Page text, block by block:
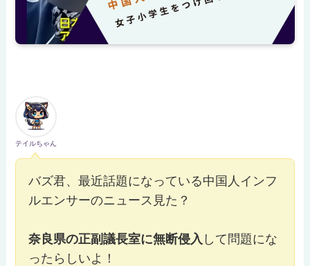
テイルちゃん
バズ君、最近話題になっている中国人インフ
ルエンサーのニュース見た？
奈良県の正副議長室に無断侵入 して問題にな
ったらしいよ！